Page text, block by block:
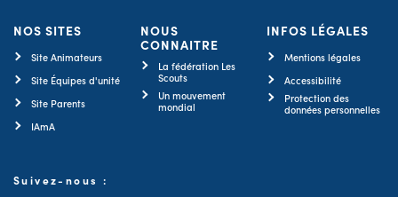
NOS SITES
Site Animateurs
Site Équipes d'unité
Site Parents
IAmA
NOUS
CONNAITRE
La fédération Les
Scouts
Un mouvement
mondial
INFOS LÉGALES
Mentions légales
Accessibilité
Protection des
données personnelles
Suivez-nous :